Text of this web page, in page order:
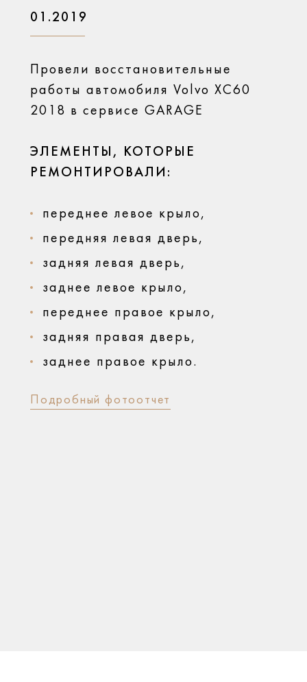
01.2019
Провели восстановительные
работы автомобиля Volvo XC60
2018 в сервисе GARAGE
ЭЛЕМЕНТЫ, КОТОРЫЕ
РЕМОНТИРОВАЛИ:
переднее левое крыло,
передняя левая дверь,
задняя левая дверь,
заднее левое крыло,
переднее правое крыло,
задняя правая дверь,
заднее правое крыло.
Подробный фотоотчет